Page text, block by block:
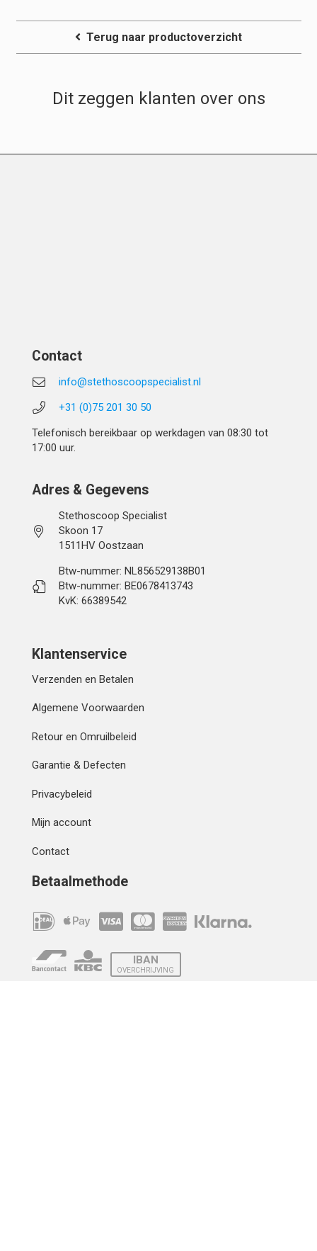
Terug naar productoverzicht
Dit zeggen klanten over ons
Contact
info@stethoscoopspecialist.nl
+31 (0)75 201 30 50
Telefonisch bereikbaar op werkdagen van 08:30 tot
17:00 uur.
Adres & Gegevens
Stethoscoop Specialist
Skoon 17
1511HV Oostzaan
Btw-nummer: NL856529138B01
Btw-nummer: BE0678413743
KvK: 66389542
Klantenservice
Verzenden en Betalen
Algemene Voorwaarden
Retour en Omruilbeleid
Garantie & Defecten
Privacybeleid
Mijn account
Contact
Betaalmethode
IBAN
OVERCHRIJVING